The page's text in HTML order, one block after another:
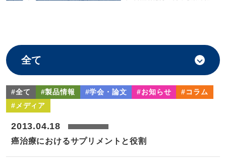
#全て #製品情報 #学会・論文 #お知らせ
#コラム
#メディア
2013.04.18
癌治療におけるサプリメントと役割